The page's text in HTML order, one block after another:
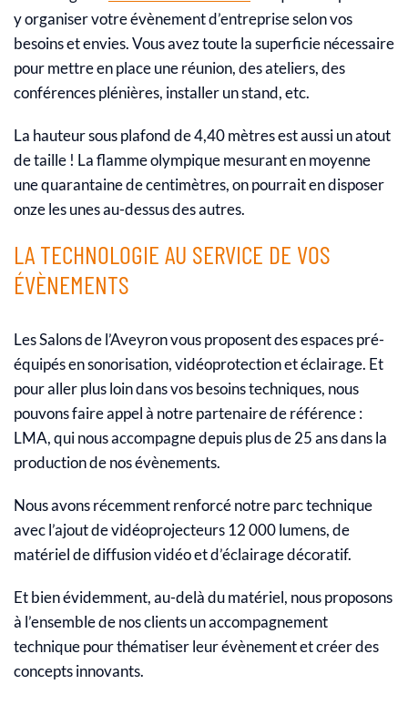
y organiser votre évènement d’entreprise selon vos
besoins et envies. Vous avez toute la superficie nécessaire
pour mettre en place une réunion, des ateliers, des
conférences plénières, installer un stand, etc.
La hauteur sous plafond de 4,40 mètres est aussi un atout
de taille ! La flamme olympique mesurant en moyenne
une quarantaine de centimètres, on pourrait en disposer
onze les unes au-dessus des autres.
LA TECHNOLOGIE AU SERVICE DE VOS
ÉVÈNEMENTS
Les Salons de l’Aveyron vous proposent des espaces pré-
équipés en sonorisation, vidéoprotection et éclairage. Et
pour aller plus loin dans vos besoins techniques, nous
pouvons faire appel à notre partenaire de référence :
LMA, qui nous accompagne depuis plus de 25 ans dans la
production de nos évènements.
Nous avons récemment renforcé notre parc technique
avec l’ajout de vidéoprojecteurs 12 000 lumens, de
matériel de diffusion vidéo et d’éclairage décoratif.
Et bien évidemment, au-delà du matériel, nous proposons
à l’ensemble de nos clients un accompagnement
technique pour thématiser leur évènement et créer des
concepts innovants.